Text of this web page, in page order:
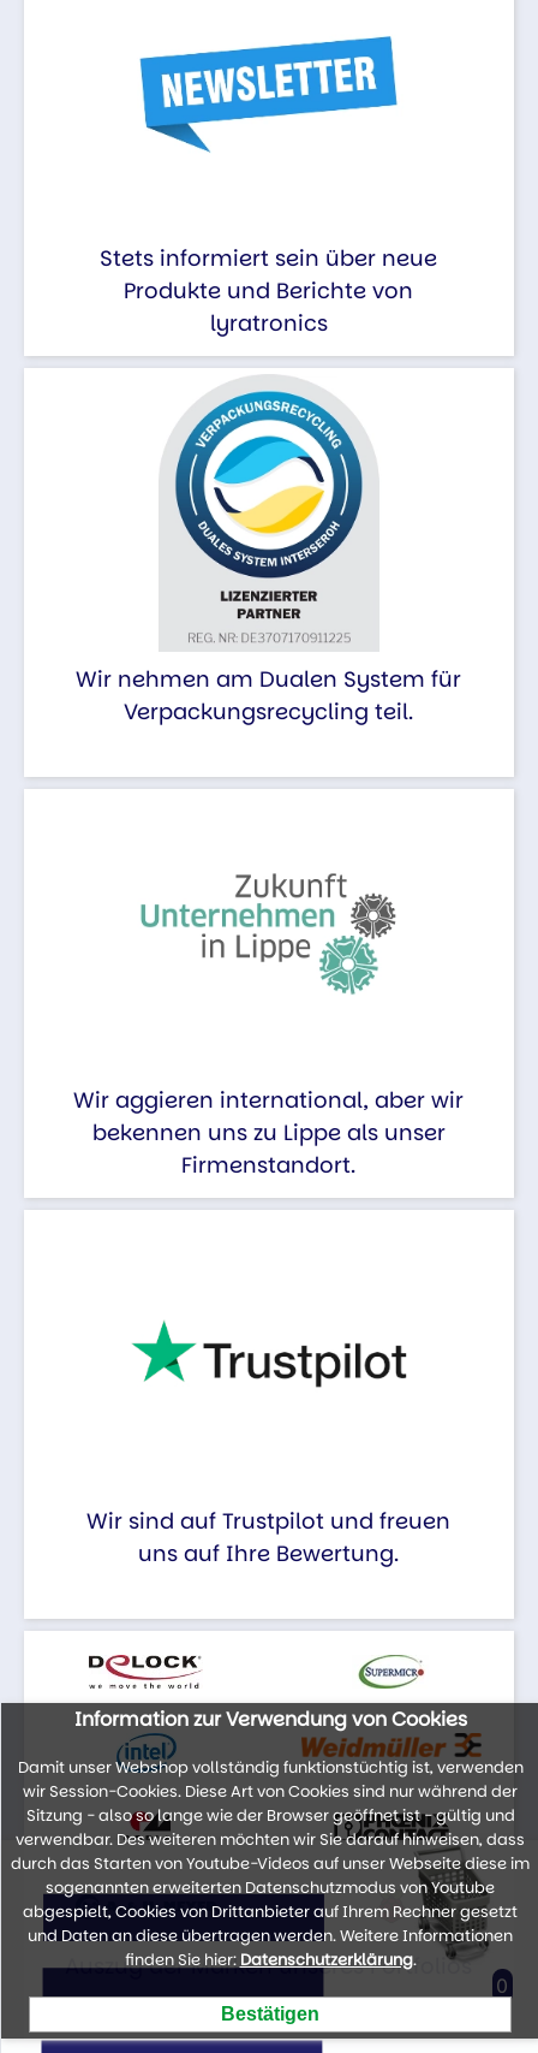
Stets informiert sein über neue
Produkte und Berichte von
lyratronics
Wir nehmen am Dualen System für
Verpackungsrecycling teil.
Wir aggieren international, aber wir
bekennen uns zu Lippe als unser
Firmenstandort.
Wir sind auf Trustpilot und freuen
uns auf Ihre Bewertung.
Auszug der Marken unseres Portfolios
Information zur Verwendung von Cookies
Damit unser Webshop vollständig funktionstüchtig ist, verwenden
wir Session-Cookies. Diese Art von Cookies sind nur während der
Sitzung - also so lange wie der Browser geöffnet ist - gültig und
verwendbar. Des weiteren möchten wir Sie darauf hinweisen, dass
durch das Starten von Youtube-Videos auf unser Webseite diese im
sogenannten erweiterten Datenschutzmodus von Youtube
abgespielt, Cookies von Drittanbieter auf Ihrem Rechner gesetzt
und Daten an diese übertragen werden. Weitere Informationen
finden Sie hier: Datenschutzerklärung.
0